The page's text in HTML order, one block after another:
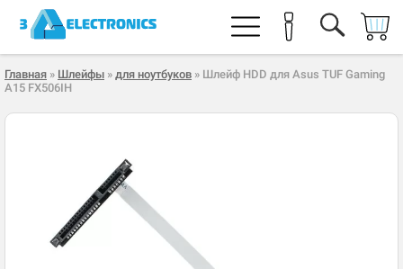
Главная » Шлейфы » для ноутбуков » Шлейф HDD для Asus TUF Gaming
A15 FX506IH